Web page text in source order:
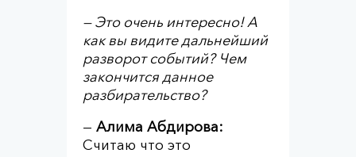
— Это очень интересно! А
как вы видите дальнейший
разворот событий? Чем
закончится данное
разбирательство?
— Алима Абдирова:
Считаю что это